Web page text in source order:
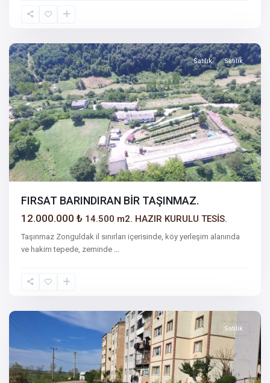
Satılık Satılık
FIRSAT BARINDIRAN BİR TAŞINMAZ.
12.000.000 ₺ 14.500 m2. HAZIR KURULU TESİS.
Taşınmaz Zonguldak il sınırları içerisinde, köy yerleşim alanında
ve hakim tepede, zeminde ...
Satılık